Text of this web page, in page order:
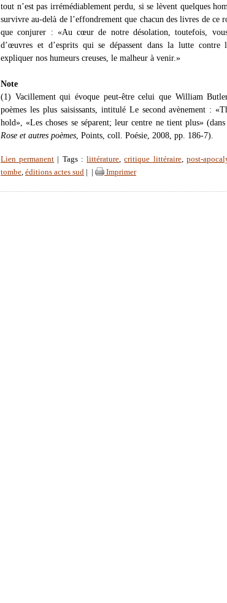
tout n’est pas irrémédiablement perdu, si se lèvent quelques
survivre au-delà de l’effondrement que chacun des livres de ce
que conjurer : «Au cœur de notre désolation, toutefois,
d’œuvres et d’esprits qui se dépassent dans la lutte contre
expliquer nos humeurs creuses, le malheur à venir.»
Note
(1) Vacillement qui évoque peut-être celui que William
poèmes les plus saisissants, intitulé Le second avènement :
hold», «Les choses se séparent; leur centre ne tient plus»
Rose et autres poèmes , Points, coll. Poésie, 2008, pp. 186-7).
Lien permanent | Tags :littérature,critique littéraire, post-
tombe, éditions actes sud Imprimer